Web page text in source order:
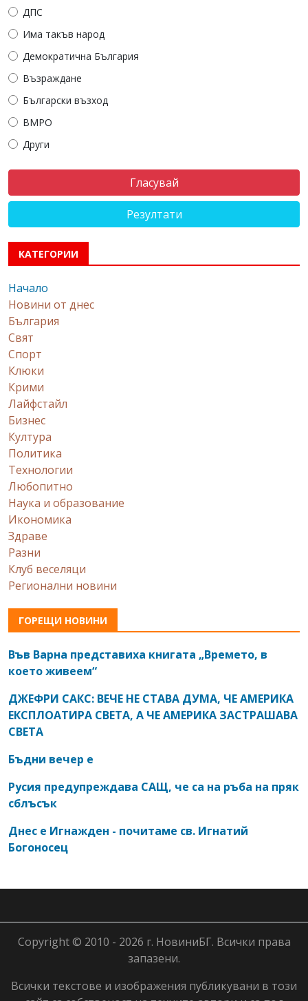
ДПС
Има такъв народ
Демократична България
Възраждане
Български възход
ВМРО
Други
Резултати
КАТЕГОРИИ
Начало
Новини от днес
България
Свят
Спорт
Клюки
Крими
Лайфстайл
Бизнес
Култура
Политика
Технологии
Любопитно
Наука и образование
Икономика
Здраве
Разни
Клуб веселяци
Регионални новини
ГОРЕЩИ НОВИНИ
Във Варна представиха книгата „Времето, в
което живеем“
ДЖЕФРИ САКС: ВЕЧЕ НЕ СТАВА ДУМА, ЧЕ АМЕРИКА
ЕКСПЛОАТИРА СВЕТА, А ЧЕ АМЕРИКА ЗАСТРАШАВА
СВЕТА
Бъдни вечер е
Русия предупреждава САЩ, че са на ръба на пряк
сблъсък
Днес е Игнажден - почитаме св. Игнатий
Богоносец
Copyright © 2010 - 2026 г. НовиниБГ. Всички права
запазени.
Всички текстове и изображения публикувани в този